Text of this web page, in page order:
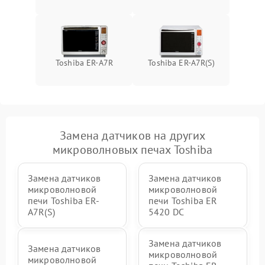
Toshiba ER-A7R Toshiba ER-A7R(S)
Замена датчиков на других
микроволновых печах Toshiba
Замена датчиков
микроволновой
печи Toshiba ER-
A7R(S)
Замена датчиков
микроволновой
печи Toshiba ER
5420 DC
Замена датчиков
микроволновой
Замена датчиков
микроволновой